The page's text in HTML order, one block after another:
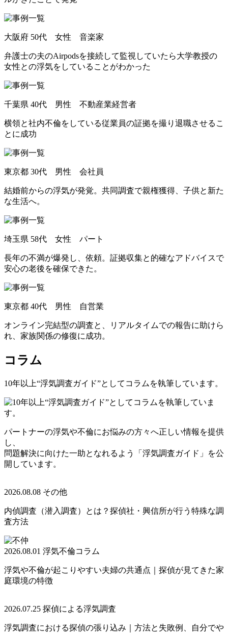
大阪府 50代 女性 音楽家
弁護士の夫のAirpodsを接続して監視していたら大学教授の
女性との浮気をしていることがわかった
千葉県 40代 男性 不動産業経営者
横領と社内不倫をしている従業員の証拠を撮り退職させるこ
とに成功
東京都 30代 男性 会社員
結婚前からの浮気が発覚。 共同調査で親権獲得
子供と新た
な生活へ。
埼玉県 58代 女性 パート
長年の不満が爆発し 依頼。 証拠収集と的確なアドバイスで
安心の老後を確保できた 。
東京都 40代 男性 自営業
オンライン完結型の調査と
リアルタイムでの報告に助けら
れ
家族関係の修復に成功。
コラム
10年以上“浮気調査ガイド”としてコラムを執筆しています。
パートナーの浮気や不倫にお悩みの方々へ正しい情報を提供
し
問題解決に向けた一助となれるよう「浮気調査ガイド」を公
開しています。
2026.08.08 その他
内偵調査（潜入調査）とは？探偵社・興信所が行う特殊な調
査方法
2026.08.01 浮気不倫コラム
浮気や不倫が起こりやすい夫婦の共通点｜探偵が見てきた家
庭環境の特徴
2026.07.25 探偵による浮気調査
浮気調査における探偵の張り込み｜方法と失敗例
自分でや